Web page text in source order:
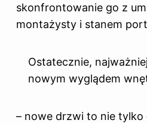
skonfrontowanie go z
montażysty i stanem
Ostatecznie,
nowym wyglądem
– nowe drzwi to nie tylko